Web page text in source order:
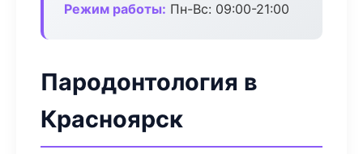
Режим работы: Пн-Вс: 09:00-21:00
Пародонтология в
Красноярск